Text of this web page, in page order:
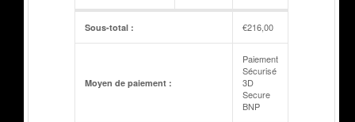
Sous-total : €216,00
Moyen de paiement :
Paiement
Sécurisé
3D
Secure
BNP